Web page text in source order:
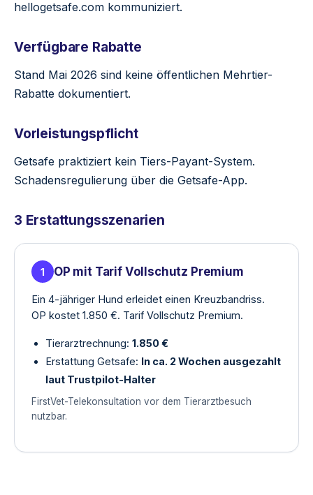
hellogetsafe.com kommuniziert.
Verfügbare Rabatte
Stand Mai 2026 sind keine öffentlichen Mehrtier-
Rabatte dokumentiert.
Vorleistungspflicht
Getsafe praktiziert kein Tiers-Payant-System.
Schadensregulierung über die Getsafe-App.
3 Erstattungsszenarien
1 OP mit Tarif Vollschutz Premium
Ein 4-jähriger Hund erleidet einen Kreuzbandriss.
OP kostet 1.850 €. Tarif Vollschutz Premium.
Tierarztrechnung: 1.850 €
Erstattung Getsafe: In ca. 2 Wochen ausgezahlt
laut Trustpilot-Halter
FirstVet-Telekonsultation vor dem Tierarztbesuch
nutzbar.